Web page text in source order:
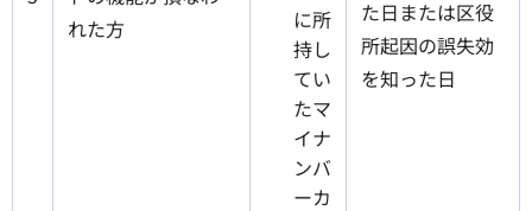
れた方
に所
持し
てい
たマ
イナ
ンバ
ーカ
た日または区役
所起因の誤失効
を知った日